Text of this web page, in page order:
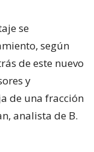
se
según
de este nuevo
y
de una fracción
analista de B.